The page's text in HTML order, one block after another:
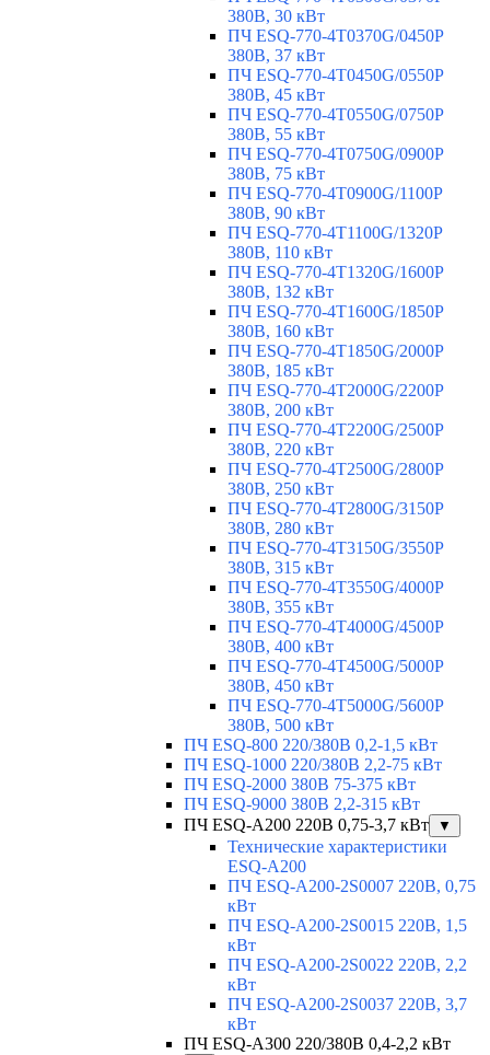
380В, 30 кВт
ПЧ ESQ-770-4T0370G/0450P
380В, 37 кВт
ПЧ ESQ-770-4T0450G/0550P
380В, 45 кВт
ПЧ ESQ-770-4T0550G/0750P
380В, 55 кВт
ПЧ ESQ-770-4T0750G/0900P
380В, 75 кВт
ПЧ ESQ-770-4T0900G/1100P
380В, 90 кВт
ПЧ ESQ-770-4T1100G/1320P
380В, 110 кВт
ПЧ ESQ-770-4T1320G/1600P
380В, 132 кВт
ПЧ ESQ-770-4T1600G/1850P
380В, 160 кВт
ПЧ ESQ-770-4T1850G/2000P
380В, 185 кВт
ПЧ ESQ-770-4T2000G/2200P
380В, 200 кВт
ПЧ ESQ-770-4T2200G/2500P
380В, 220 кВт
ПЧ ESQ-770-4T2500G/2800P
380В, 250 кВт
ПЧ ESQ-770-4T2800G/3150P
380В, 280 кВт
ПЧ ESQ-770-4T3150G/3550P
380В, 315 кВт
ПЧ ESQ-770-4T3550G/4000P
380В, 355 кВт
ПЧ ESQ-770-4T4000G/4500P
380В, 400 кВт
ПЧ ESQ-770-4T4500G/5000P
380В, 450 кВт
ПЧ ESQ-770-4T5000G/5600P
380В, 500 кВт
ПЧ ESQ-800 220/380В 0,2-1,5 кВт
ПЧ ESQ-1000 220/380В 2,2-75 кВт
ПЧ ESQ-2000 380В 75-375 кВт
ПЧ ESQ-9000 380В 2,2-315 кВт
ПЧ ESQ-A200 220В 0,75-3,7 кВт
▼
Технические характеристики
ESQ-A200
ПЧ ESQ-A200-2S0007 220В, 0,75
кВт
ПЧ ESQ-A200-2S0015 220В, 1,5
кВт
ПЧ ESQ-A200-2S0022 220В, 2,2
кВт
ПЧ ESQ-A200-2S0037 220В, 3,7
кВт
ПЧ ESQ-A300 220/380В 0,4-2,2 кВт